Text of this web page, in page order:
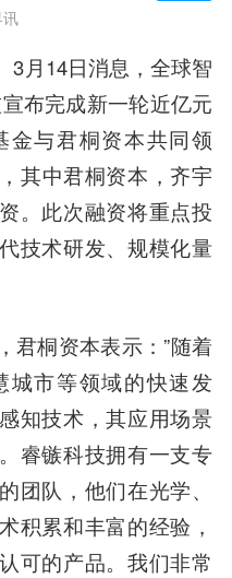
3月14日消息，全球智
布完成新一轮近亿元
金与君桐资本共同领
其中君桐资本，齐宇
。此次融资将重点投
技术研发、规模化量
君桐资本表示：”随着
城市等领域的快速发
知技术，其应用场景
睿镞科技拥有一支专
团队，他们在光学、
积累和丰富的经验，
可的产品。我们非常